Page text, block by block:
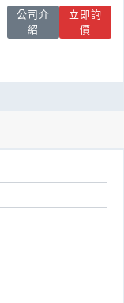
公司介
紹
立即詢
價